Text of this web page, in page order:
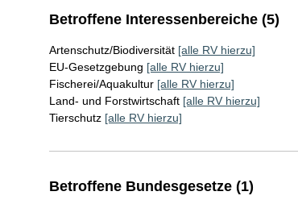
Betroffene Interessenbereiche (5)
Artenschutz/Biodiversität [alle RV hierzu]
EU-Gesetzgebung [alle RV hierzu]
Fischerei/Aquakultur [alle RV hierzu]
Land- und Forstwirtschaft [alle RV hierzu]
Tierschutz [alle RV hierzu]
Betroffene Bundesgesetze (1)